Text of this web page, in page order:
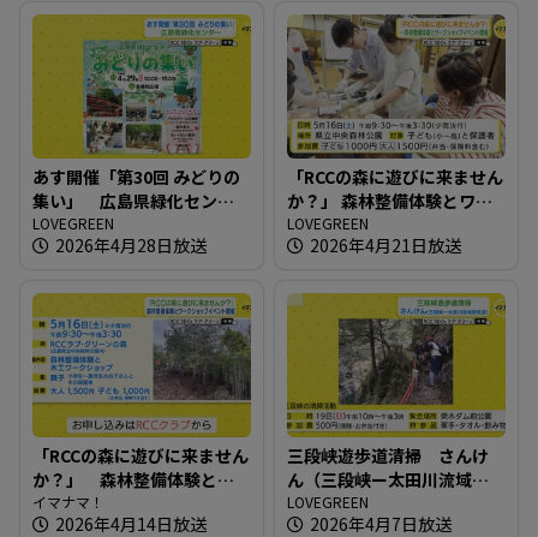
あす開催「第30回 みどりの
集い」 広島県緑化センタ
ー
LOVEGREEN
2026年4月28日放送
「RCCの森に遊びに来ません
か？」 森林整備体験とワー
クショップイベント開催
LOVEGREEN
2026年4月21日放送
「RCCの森に遊びに来ません
か？」 森林整備体験とワ
ークショップイベント開催
イマナマ！
2026年4月14日放送
三段峡遊歩道清掃 さんけ
ん（三段峡ー太田川流域研
究会）
LOVEGREEN
2026年4月7日放送